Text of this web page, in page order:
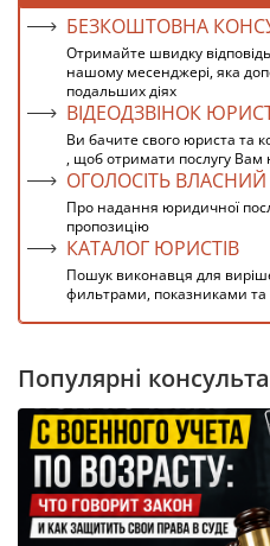
БЕЗКОШТОВНА
Отримайте швидку
нашому месенджері, яка
подальших діях
ВІДЕОДЗВІНОК
Ви бачите свого юриста та
, щоб отримати послугу Вам
ОГОЛОСІТЬ ВЛАСНИЙ
Про надання юридичної
пропозицію
КАТАЛОГ ЮРИСТІВ
Пошук виконавця для
фильтрами, показниками
Популярні